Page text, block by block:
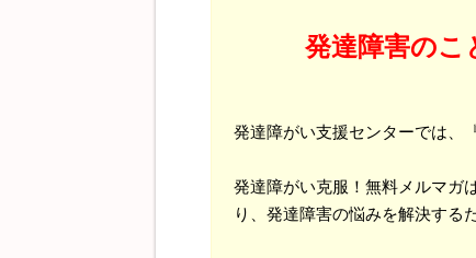
発達障害のこ
発達障がい支援センターでは、
発達障がい克服！無料メルマガ
り、発達障害の悩みを解決する